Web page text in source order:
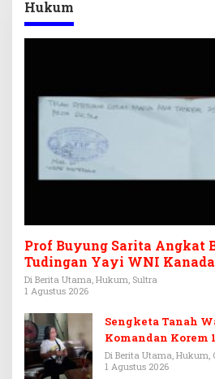
Hukum
Prof Buyung Sarita Angkat
Tudingan Yayi WNI
Rp3,6 Miliar
Di Berita Utama, Hukum, Sultra
1 Agustus 2026
Sengketa Tanah
Komandan Korem
Warisan Menjadi
Di Berita Utama, Hukum,
1 Agustus 2026